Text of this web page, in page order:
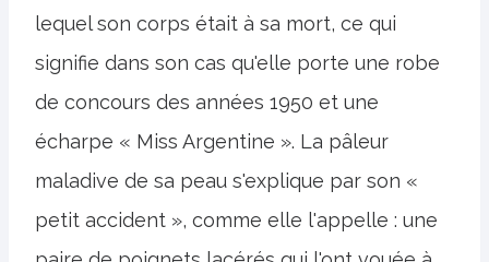
lequel son corps était à sa mort, ce qui
signifie dans son cas qu'elle porte une robe
de concours des années 1950 et une
écharpe « Miss Argentine ». La pâleur
maladive de sa peau s'explique par son «
petit accident », comme elle l'appelle : une